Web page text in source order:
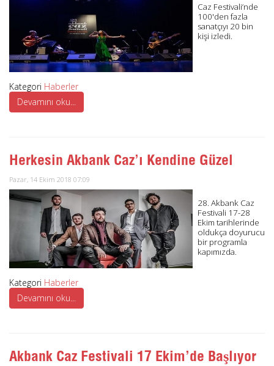
Caz Festivali’nde
100'den fazla
sanatçıyı 20 bin
kişi izledi.
Kategori Haberler
Devamını oku...
Herkesin Akbank Caz’ı Kendine Güzel
Pazar, 14 Ekim 2018 07:09
28. Akbank Caz
Festivali 17-28
Ekim tarihlerinde
oldukça doyurucu
bir programla
kapımızda.
Kategori Haberler
Devamını oku...
Akbank Caz Festivali 17 Ekim’de Başlıyor